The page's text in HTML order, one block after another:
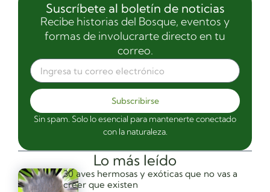
Lo más leído
30 aves hermosas y exóticas que no vas a
creer que existen
Suscríbete al boletín de noticias
Recibe historias del Bosque, eventos y
formas de involucrarte directo en tu
correo.
Subscribirse
Sin spam. Solo lo esencial para mantenerte conectado
con la naturaleza.